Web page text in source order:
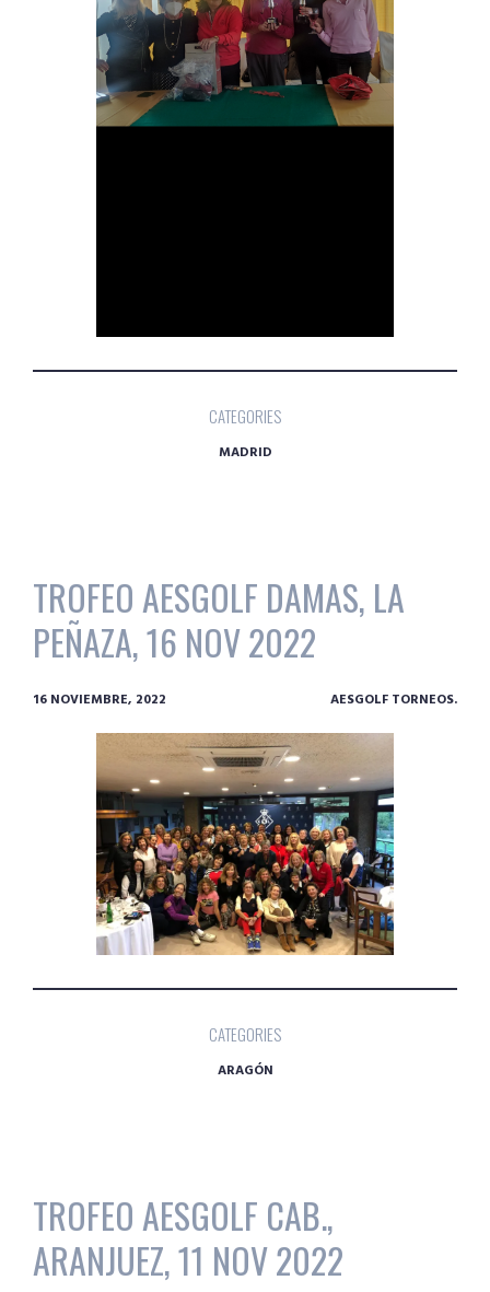
CATEGORIES
MADRID
TROFEO AESGOLF DAMAS, LA
PEÑAZA, 16 NOV 2022
16 NOVIEMBRE, 2022 AESGOLF TORNEOS.
CATEGORIES
ARAGÓN
TROFEO AESGOLF CAB.,
ARANJUEZ, 11 NOV 2022